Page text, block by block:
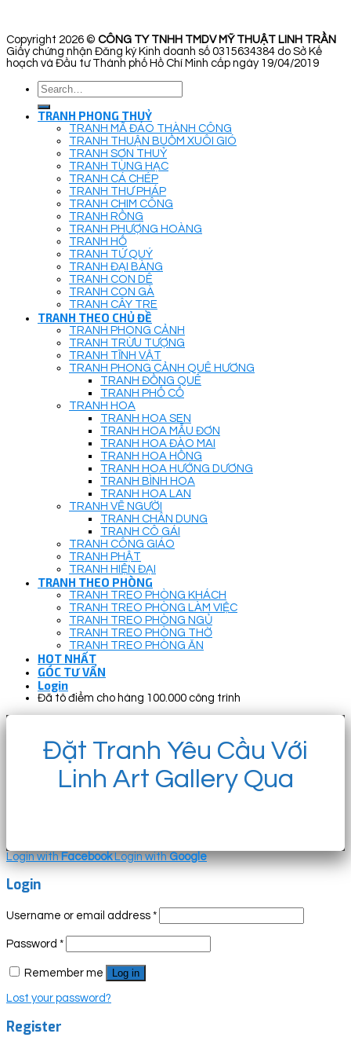
Copyright 2026 © CÔNG TY TNHH TMDV MỸ THUẬT LINH TRẦN
Giấy chứng nhận Đăng ký Kinh doanh số 0315634384 do Sở Kế
hoạch và Đầu tư Thành phố Hồ Chí Minh cấp ngày 19/04/2019
Search
for:
TRANH PHONG THUỶ
TRANH MÃ ĐÁO THÀNH CÔNG
TRANH THUẬN BUỒM XUÔI GIÓ
TRANH SƠN THUỶ
TRANH TÙNG HẠC
TRANH CÁ CHÉP
TRANH THƯ PHÁP
TRANH CHIM CÔNG
TRANH RỒNG
TRANH PHƯỢNG HOÀNG
TRANH HỔ
TRANH TỨ QUÝ
TRANH ĐẠI BÀNG
TRANH CON DÊ
TRANH CON GÀ
TRANH CÂY TRE
TRANH THEO CHỦ ĐỀ
TRANH PHONG CẢNH
TRANH TRỪU TƯỢNG
TRANH TĨNH VẬT
TRANH PHONG CẢNH QUÊ HƯƠNG
TRANH ĐỒNG QUÊ
TRANH PHỐ CỔ
TRANH HOA
TRANH HOA SEN
TRANH HOA MẪU ĐƠN
TRANH HOA ĐÀO MAI
TRANH HOA HỒNG
TRANH HOA HƯỚNG DƯƠNG
TRANH BÌNH HOA
TRANH HOA LAN
TRANH VẼ NGƯỜI
TRANH CHÂN DUNG
TRANH CÔ GÁI
TRANH CÔNG GIÁO
TRANH PHẬT
TRANH HIỆN ĐẠI
TRANH THEO PHÒNG
TRANH TREO PHÒNG KHÁCH
TRANH TREO PHÒNG LÀM VIỆC
TRANH TREO PHÒNG NGỦ
TRANH TREO PHÒNG THỜ
TRANH TREO PHÒNG ĂN
HOT NHẤT
GÓC TƯ VẤN
Login
Đã tô điểm cho hàng 100.000 công trình
Đặt Tranh Yêu Cầu Với
Linh Art Gallery Qua
Login withFacebook Login withGoogle
Login
Username or email address *
Password *
Remember me Log in
Lost your password?
Register